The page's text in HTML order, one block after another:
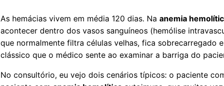
As hemácias vivem em média 120 dias. Na anemia
acontecer dentro dos vasos sanguíneos (hemólise
que normalmente filtra células velhas, fica sobrecarregado
clássico que o médico sente ao examinar a barriga do
No consultório, eu vejo dois cenários típicos: o paciente